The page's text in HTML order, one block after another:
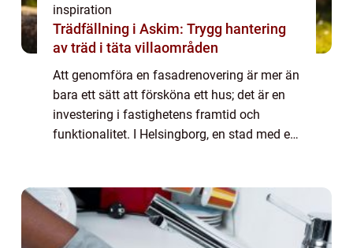
inspiration
Trädfällning i Askim: Trygg hantering
av träd i täta villaområden
Att genomföra en fasadrenovering är mer än
bara ett sätt att försköna ett hus; det är en
investering i fastighetens framtid och
funktionalitet. I Helsingborg, en stad med en